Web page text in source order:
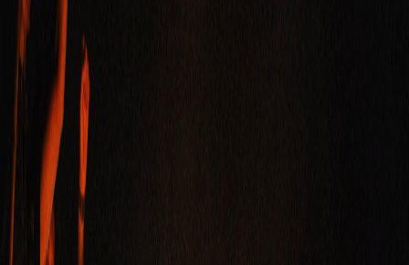
Iqtishodia
Sastra
Literasi Umat